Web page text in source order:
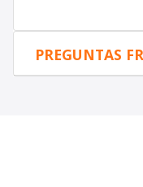
PREGUNTAS